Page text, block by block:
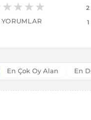
★★★★
En Çok Oy Alan En